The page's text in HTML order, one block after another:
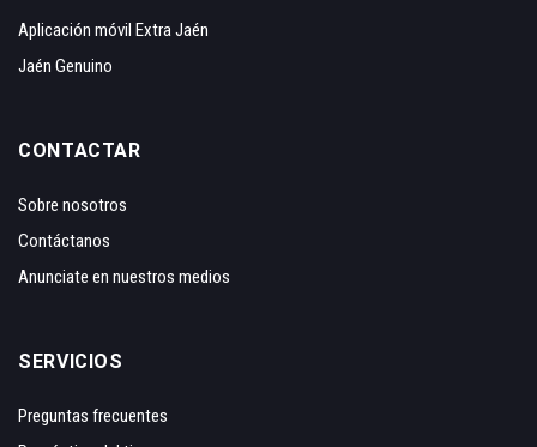
Aplicación móvil Extra Jaén
Jaén Genuino
CONTACTAR
Sobre nosotros
Contáctanos
Anunciate en nuestros medios
SERVICIOS
Preguntas frecuentes